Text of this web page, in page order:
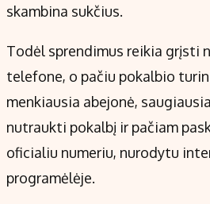
skambina sukčius.
Todėl sprendimus reikia grįsti
telefone, o pačiu pokalbio
menkiausia abejonė,
nutraukti pokalbį ir pačiam
oficialiu numeriu, nurodytu
programėlėje.